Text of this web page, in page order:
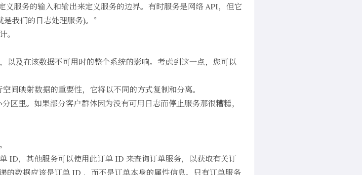
服务的输入和输出来定义服务的边界。有时服务是网络 API，但它
我们的日志处理服务)。”
。
以及在该数据不可用时的整个系统的影响。考虑到这一点，您可以
间映射数据的重要性，它将以不同的方式复制和分离。
区里。如果部分客户群体因为没有可用日志而停止服务那很糟糕，
ID，其他服务可以使用此订单 ID 来查询订单服务，以获取有关订
的数据应该是订单 ID ，而不是订单本身的属性信息。只有订单服务